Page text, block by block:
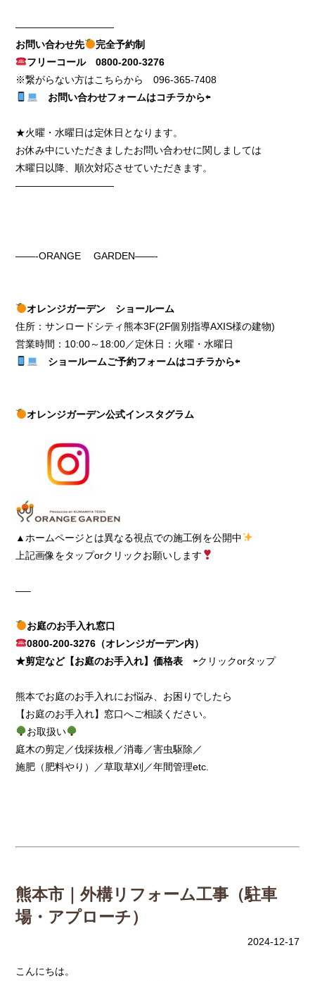
——————————
お問い合わせ先
完全予約制
フリーコール0800-200-3276
※繋がらない方はこちらから096-365-7408
お問い合わせフォームはコチラから⇦
★火曜・水曜日は定休日となります。
お休み中にいただきましたお問い合わせに関しましては
木曜日以降、順次対応させていただきます。
——————————
——-ORANGE GARDEN——-
オレンジガーデン ショールーム
住所：サンロードシティ熊本3F(2F個別指導AXIS様の建物)
営業時間：10:00～18:00／定休日：火曜・水曜日
ショールームご予約フォームはコチラから⇦
オレンジガーデン公式インスタグラム
▲ホームページとは異なる視点での施工例を公開中
上記画像をタップorクリックお願いします
—–
お庭のお手入れ窓口
0800-200-3276（オレンジガーデン内）
★剪定など【お庭のお手入れ】価格表 ⇦クリックorタップ
熊本でお庭のお手入れにお悩み、お困りでしたら
【お庭のお手入れ】窓口へご相談ください。
お取扱い
庭木の剪定／伐採抜根／消毒／害虫駆除／
施肥（肥料やり）／草取草刈／年間管理etc.
熊本市｜外構リフォーム工事（駐車
場・アプローチ）
2024-12-17
こんにちは。